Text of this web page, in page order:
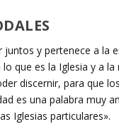
juntos y pertenece a la
que es la Iglesia y a
discernir, para que
es una palabra muy
Iglesias particulares».